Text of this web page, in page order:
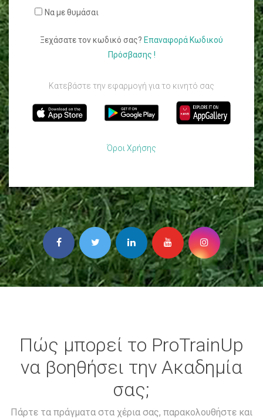
Να με θυμάσαι
Ξεχάσατε τον κωδικό σας? Επαναφορά Κωδικού
Πρόσβασης !
Κατεβάστε την εφαρμογή για το κινητό σας
Όροι Χρήσης
Πώς μπορεί το ProTrainUp
να βοηθήσει την Ακαδημία
σας;
Πάρτε τα πράγματα στα χέρια σας, παρακολουθήστε και